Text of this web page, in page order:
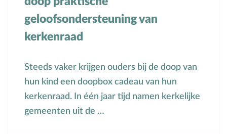
geloofsondersteuning van
kerkenraad
Steeds vaker krijgen ouders bij de doop van
hun kind een doopbox cadeau van hun
kerkenraad. In één jaar tijd namen kerkelijke
gemeenten uit de …